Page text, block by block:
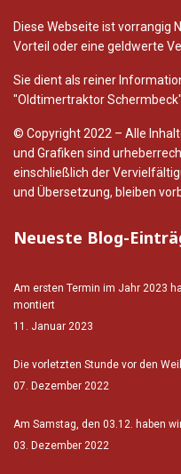
Diese Webseite ist vorrangig
Vorteil oder eine geldwerte
Sie dient als reiner
"Oldtimertraktor Schermbeck".
© Copyright 2022 – Alle
und Grafiken sind
einschließlich der
und Übersetzung, bleiben
Neueste Blog-
Am ersten Termin im Jahr 2023
montiert
11. Januar 2023
Die vorletzten Stunde vor den
07. Dezember 2022
Am Samstag, den 03.12. haben
03. Dezember 2022